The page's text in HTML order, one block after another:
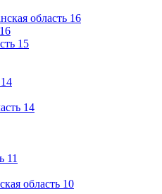
область 16
16
15
14
14
11
область 10